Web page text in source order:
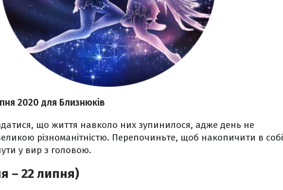
2020 для Близнюків
що життя навколо них зупинилося, адже день не
різноманітністю. Перепочиньте, щоб накопичити в собі
у вир з головою.
– 22 липня)